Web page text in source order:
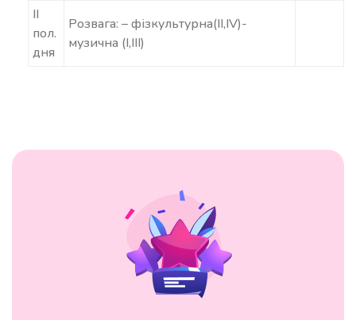
II
пол.
дня
Розвага: – фізкультурна(II,IV)-
музична (I,III)